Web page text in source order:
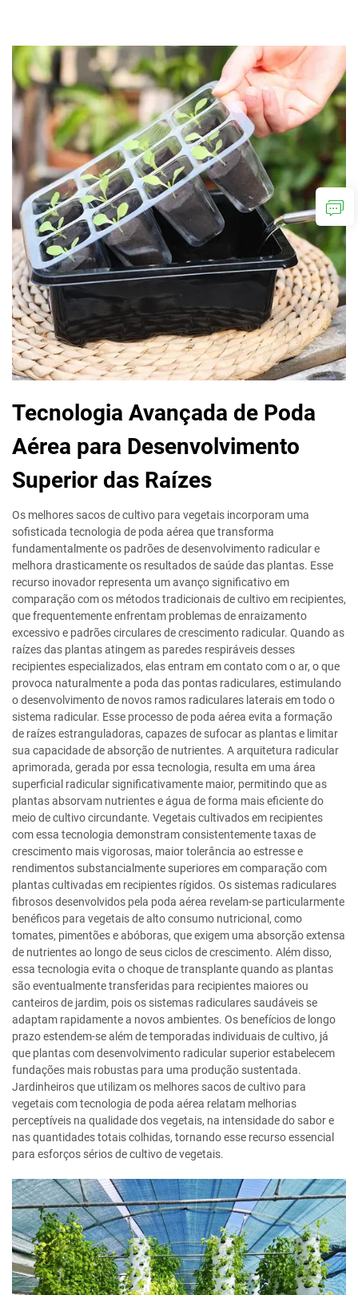
Tecnologia Avançada de Poda
Aérea para Desenvolvimento
Superior das Raízes
Os melhores sacos de cultivo para vegetais incorporam uma
sofisticada tecnologia de poda aérea que transforma
fundamentalmente os padrões de desenvolvimento radicular e
melhora drasticamente os resultados de saúde das plantas. Esse
recurso inovador representa um avanço significativo em
comparação com os métodos tradicionais de cultivo em recipientes,
que frequentemente enfrentam problemas de enraizamento
excessivo e padrões circulares de crescimento radicular. Quando as
raízes das plantas atingem as paredes respiráveis desses
recipientes especializados, elas entram em contato com o ar, o que
provoca naturalmente a poda das pontas radiculares, estimulando
o desenvolvimento de novos ramos radiculares laterais em todo o
sistema radicular. Esse processo de poda aérea evita a formação
de raízes estranguladoras, capazes de sufocar as plantas e limitar
sua capacidade de absorção de nutrientes. A arquitetura radicular
aprimorada, gerada por essa tecnologia, resulta em uma área
superficial radicular significativamente maior, permitindo que as
plantas absorvam nutrientes e água de forma mais eficiente do
meio de cultivo circundante. Vegetais cultivados em recipientes
com essa tecnologia demonstram consistentemente taxas de
crescimento mais vigorosas, maior tolerância ao estresse e
rendimentos substancialmente superiores em comparação com
plantas cultivadas em recipientes rígidos. Os sistemas radiculares
fibrosos desenvolvidos pela poda aérea revelam-se particularmente
benéficos para vegetais de alto consumo nutricional, como
tomates, pimentões e abóboras, que exigem uma absorção extensa
de nutrientes ao longo de seus ciclos de crescimento. Além disso,
essa tecnologia evita o choque de transplante quando as plantas
são eventualmente transferidas para recipientes maiores ou
canteiros de jardim, pois os sistemas radiculares saudáveis se
adaptam rapidamente a novos ambientes. Os benefícios de longo
prazo estendem-se além de temporadas individuais de cultivo, já
que plantas com desenvolvimento radicular superior estabelecem
fundações mais robustas para uma produção sustentada.
Jardinheiros que utilizam os melhores sacos de cultivo para
vegetais com tecnologia de poda aérea relatam melhorias
perceptíveis na qualidade dos vegetais, na intensidade do sabor e
nas quantidades totais colhidas, tornando esse recurso essencial
para esforços sérios de cultivo de vegetais.